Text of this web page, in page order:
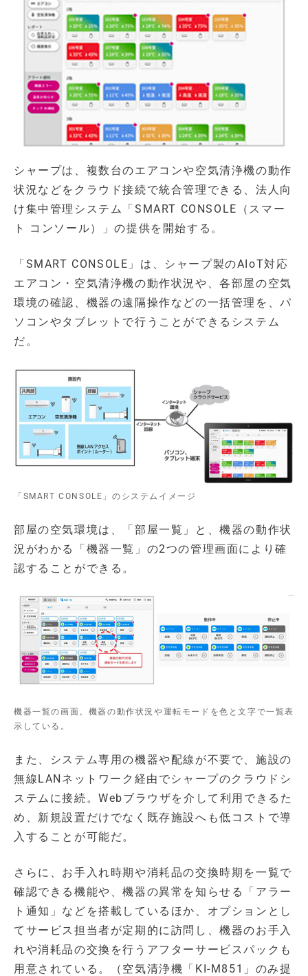
シャープは、複数台のエアコンや空気清浄機の動作
状況などをクラウド接続で統合管理できる、法人向
け集中管理システム「SMART CONSOLE（スマー
ト コンソール）」の提供を開始する。
「SMART CONSOLE」は、シャープ製のAIoT対応
エアコン・空気清浄機の動作状況や、各部屋の空気
環境の確認、機器の遠隔操作などの一括管理を、パ
ソコンやタブレットで行うことができるシステム
だ。
「SMART CONSOLE」のシステムイメージ
部屋の空気環境は、「部屋一覧」と、機器の動作状
況がわかる「機器一覧」の2つの管理画面により確
認することができる。
機器一覧の画面。機器の動作状況や運転モードを色と文字で一覧表
示している。
また、システム専用の機器や配線が不要で、施設の
無線LANネットワーク経由でシャープのクラウドシ
ステムに接続。Webブラウザを介して利用できるた
め、新規設置だけでなく既存施設へも低コストで導
入することが可能だ。
さらに、お手入れ時期や消耗品の交換時期を一覧で
確認できる機能や、機器の異常を知らせる「アラー
ト通知」などを搭載しているほか、オプションとし
てサービス担当者が定期的に訪問し、機器のお手入
れや消耗品の交換を行うアフターサービスパックも
用意されている。（空気清浄機「KI-M851」のみ提